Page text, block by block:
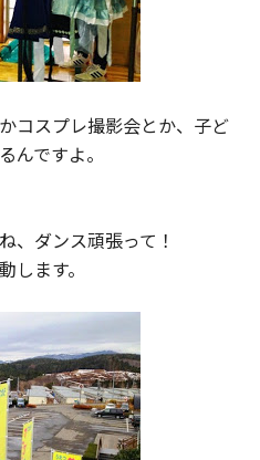
コスプレ撮影会とか、子ど
んですよ。
、ダンス頑張って！
します。